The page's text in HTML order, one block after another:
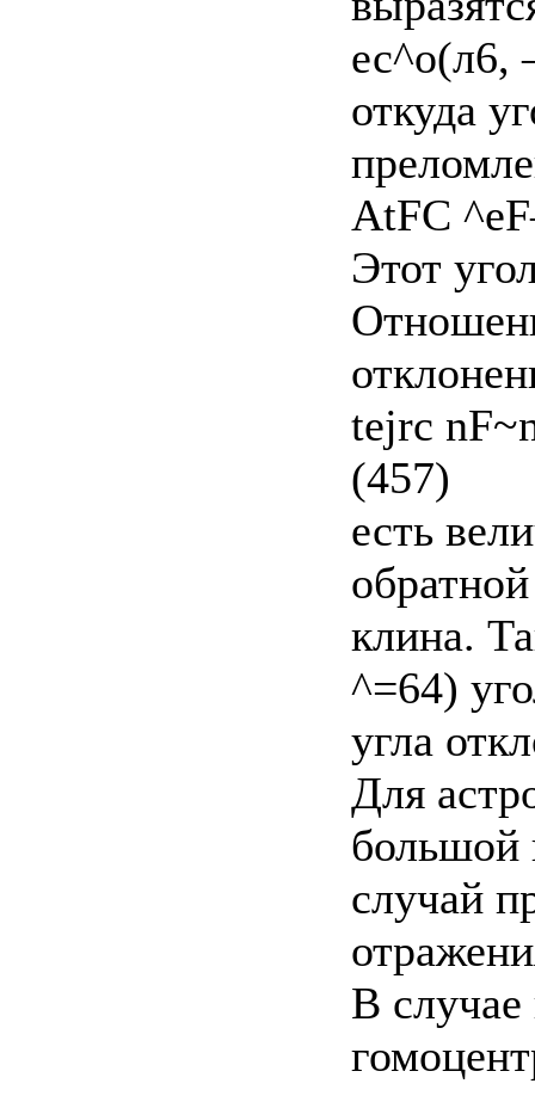
ес^о(л6,
откуда
AtFC
Этот
tejrc
(457)
есть
клина.
^=64)
угла
Для
большой
случай
В случае